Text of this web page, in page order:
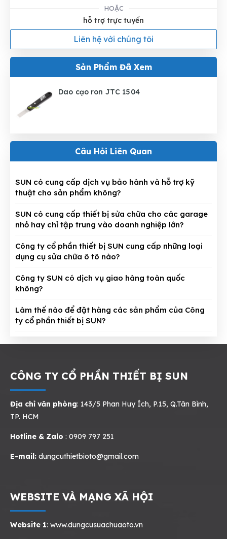
HOẶC
hỗ trợ trực tuyến
Liên hệ với chúng tôi
Sản Phẩm Đã Xem
Dao cạo ron JTC 1504
Câu Hỏi Liên Quan
SUN có cung cấp dịch vụ bảo hành và hỗ trợ kỹ
thuật cho sản phẩm không?
SUN có cung cấp thiết bị sửa chữa cho các garage
nhỏ hay chỉ tập trung vào doanh nghiệp lớn?
Công ty cổ phần thiết bị SUN cung cấp những loại
dụng cụ sửa chữa ô tô nào?
Công ty SUN có dịch vụ giao hàng toàn quốc
không?
Làm thế nào để đặt hàng các sản phẩm của Công
ty cổ phần thiết bị SUN?
CÔNG TY CỔ PHẦN THIẾT BỊ SUN
Địa chỉ văn phòng: 143/5 Phan Huy Ích, P.15, Q.Tân Bình,
TP. HCM
Hotline & Zalo : 0909 797 251
E-mail: dungcuthietbioto@gmail.com
WEBSITE VÀ MẠNG XÃ HỘI
Website 1: www.dungcusuachuaoto.vn